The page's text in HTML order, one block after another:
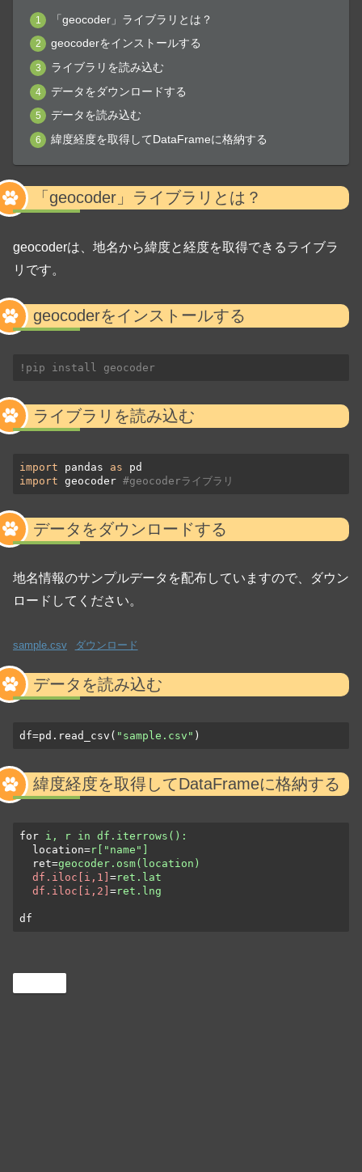
「geocoder」ライブラリとは？
geocoderをインストールする
ライブラリを読み込む
データをダウンロードする
データを読み込む
緯度経度を取得してDataFrameに格納する
「geocoder」ライブラリとは？
geocoderは、地名から緯度と経度を取得できるライブラ
リです。
geocoderをインストールする
!pip install geocoder
ライブラリを読み込む
import pandas as
import geocoder #geocoderライブラリ
データをダウンロードする
地名情報のサンプルデータを配布していますので、ダウン
ロードしてください。
sample.csv ダウンロード
データを読み込む
df=pd.read_csv( "sample.csv" )
緯度経度を取得してDataFrameに格納する
for i, r in df.iterrows():
location=r["name"]
ret=geocoder.osm(location)
df.iloc[i,1] =ret.lat
df.iloc[i,2] =ret.lng
df